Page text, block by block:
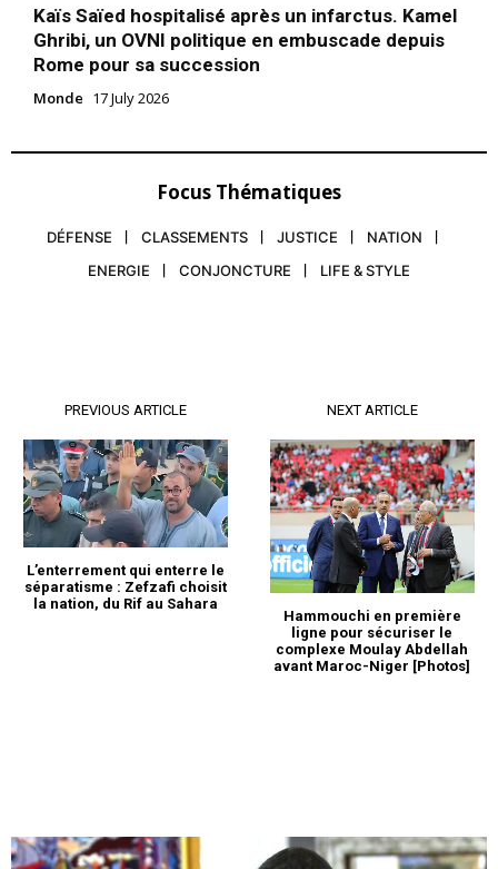
Kaïs Saïed hospitalisé après un infarctus. Kamel
Ghribi, un OVNI politique en embuscade depuis
Rome pour sa succession
Monde 17 July 2026
Focus Thématiques
DÉFENSE CLASSEMENTS JUSTICE
NATION
ENERGIE
CONJONCTURE LIFE & STYLE
PREVIOUS ARTICLE
L’enterrement qui enterre le
séparatisme : Zefzafi choisit
la nation, du Rif au Sahara
NEXT ARTICLE
Hammouchi en première
ligne pour sécuriser le
complexe Moulay Abdellah
avant Maroc-Niger [Photos]